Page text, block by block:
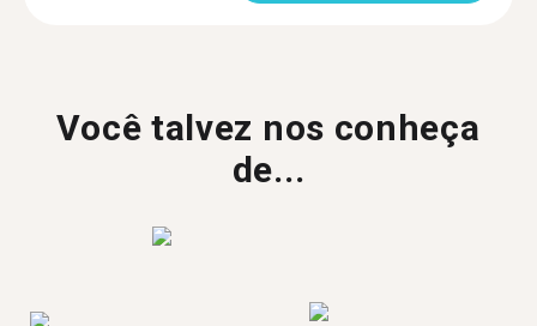
Você talvez nos conheça
de...